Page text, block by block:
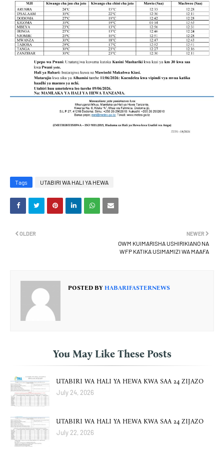
Tags UTABIRI WA HALI YA HEWA
NEWER
OWM KUIMARISHA USHIRIKIANO NA
WFP KATIKA USIMAMIZI WA MAAFA
OLDER
POSTED BY HABARIFASTERNEWS
You May Like These Posts
UTABIRI WA HALI YA HEWA KWA SAA 24 ZIJAZO
July 24, 2026
UTABIRI WA HALI YA HEWA KWA SAA 24 ZIJAZO
July 22, 2026